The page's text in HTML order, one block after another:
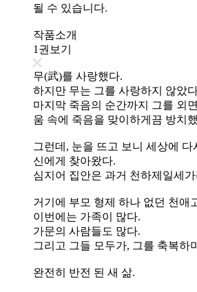
될 수 있습니다.
작품소개
1권보기
무(武)를 사랑했다.
하지만 무는 그를 사랑하지 않았
마지막 죽음의 순간까지 그를 외
움 속에 죽음을 맞이하게끔 방치
그런데, 눈을 뜨고 보니 세상에
신에게 찾아왔다.
심지어 집안은 과거 천하제일세
거기에 부모 형제 하나 없던 천애
이번에는 가족이 많다.
가문의 사람들도 많다.
그리고 그들 모두가, 그를 축복하
완전히 반전 된 새 삶.